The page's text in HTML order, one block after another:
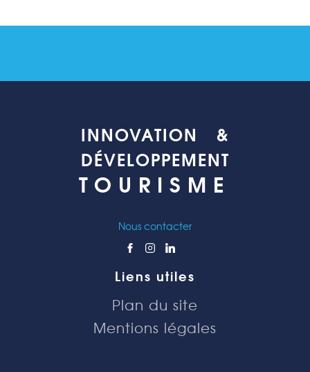
INNOVATION &
DÉVELOPPEMENT
TOURISME
Nous contacter
Liens utiles
Plan du site
Mentions légales